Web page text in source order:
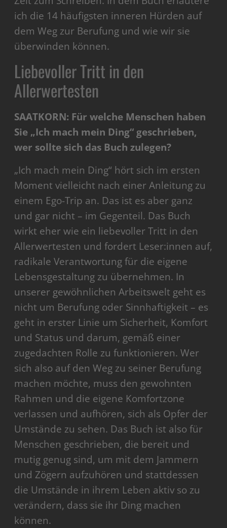
ich die 14 häufigsten inneren Hürden auf
dem Weg zur Berufung und wie wir sie
überwinden können.
Liebevoller Tritt in den
Allerwertesten
SAATKORN: Für welche Menschen haben
Sie „Ich mach mein Ding“ geschrieben,
wer sollte sich das Buch zulegen?
„Ich mach mein Ding“ hört sich im ersten
Moment vielleicht nach einer Anleitung zu
einem Ego-Trip an. Das ist es aber ganz
und gar nicht – im Gegenteil. Das Buch
wirkt eher wie ein liebevoller Tritt in den
Allerwertesten und fordert Leser:innen auf,
radikale Verantwortung für die eigene
Lebensgestaltung zu übernehmen. In
unserer gewöhnlichen Arbeitswelt geht es
nicht um Berufung oder Sinnhaftigkeit – es
geht in erster Linie um Sicherheit, Komfort
und Status und darum, gemäß einer
zugedachten Rolle zu funktionieren. Wer
sich also auf den Weg zu seiner Berufung
machen möchte, muss den gewohnten
Rahmen und die eigene Komfortzone
verlassen und aufhören, sich als Opfer der
Umstände zu sehen. Das Buch ist also für
Menschen geschrieben, die bereit und
mutig genug sind, um mit dem Jammern
und Zögern aufzuhören und stattdessen
die Umstände in ihrem Leben aktiv so zu
verändern, dass sie ihr Ding machen
können.